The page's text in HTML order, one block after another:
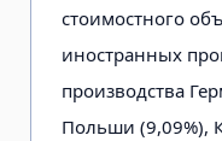
стоимостного
иностранных
производства
Польши (9,09%),